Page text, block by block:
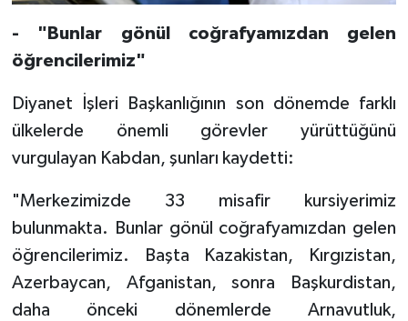
- "Bunlar gönül coğrafyamızdan gelen
öğrencilerimiz"
Diyanet İşleri Başkanlığının son dönemde farklı
ülkelerde önemli görevler yürüttüğünü
vurgulayan Kabdan, şunları kaydetti:
"Merkezimizde 33 misafir kursiyerimiz
bulunmakta. Bunlar gönül coğrafyamızdan gelen
öğrencilerimiz. Başta Kazakistan, Kırgızistan,
Azerbaycan, Afganistan, sonra Başkurdistan,
daha önceki dönemlerde Arnavutluk,
Karaman Müftülüğü
Kayseri Müftülüğü
Kilis Müftülüğü
Kırıkkale Müftülüğü
Kırklareli Müftülüğü